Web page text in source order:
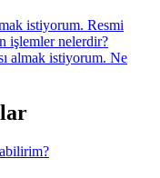
istiyorum. Resmi
işlemler nelerdir?
almak istiyorum. Ne